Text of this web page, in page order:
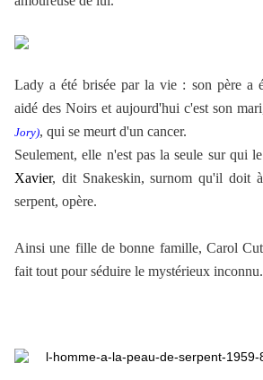
Lady a été brisée par la vie : son père a
aidé des Noirs et aujourd'hui c'est son
Jory), qui se meurt d'un cancer.
Seulement, elle n'est pas la seule sur qui
Xavier, dit Snakeskin, surnom qu'il doit
serpent, opère.
Ainsi une fille de bonne famille, Carol
fait tout pour séduire le mystérieux inconnu.